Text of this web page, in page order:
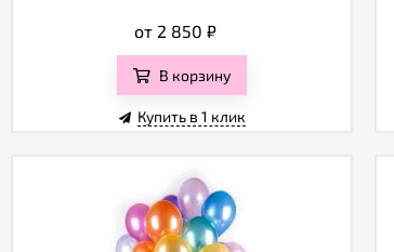
от 2 850 ₽
В корзину
Купить в 1 клик